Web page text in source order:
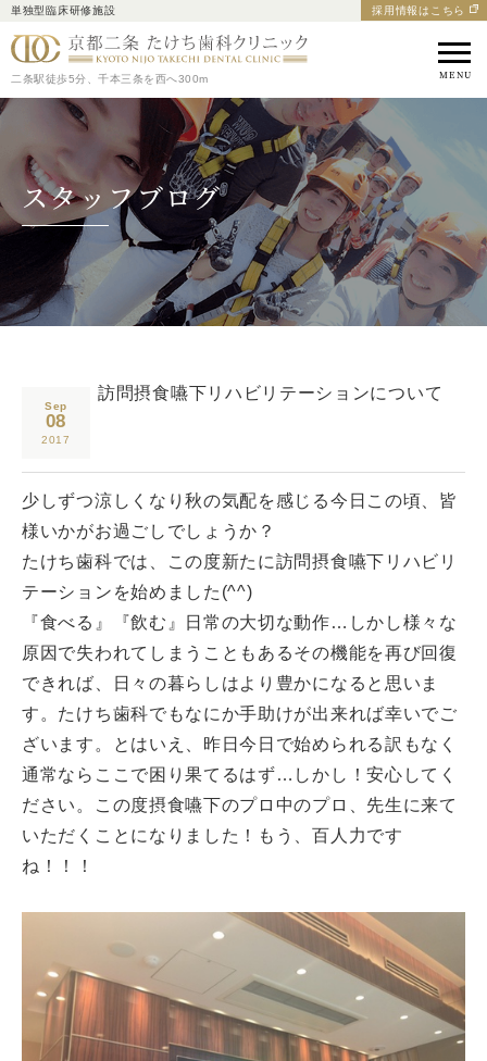
単独型臨床研修施設 採用情報はこちら
京都市中京区の歯医者
二条駅徒歩5分、千本三条を西へ300m
スタッフブログ
Sep
08
2017
訪問摂食嚥下リハビリテーションについて
少しずつ涼しくなり秋の気配を感じる今日この頃、皆
様いかがお過ごしでしょうか？
たけち歯科では、この度新たに訪問摂食嚥下リハビリ
テーションを始めました(^^)
『食べる』『飲む』日常の大切な動作…しかし様々な
原因で失われてしまうこともあるその機能を再び回復
できれば、日々の暮らしはより豊かになると思いま
す。たけち歯科でもなにか手助けが出来れば幸いでご
ざいます。とはいえ、昨日今日で始められる訳もなく
通常ならここで困り果てるはず…しかし！安心してく
ださい。この度摂食嚥下のプロ中のプロ、先生に来て
いただくことになりました！もう、百人力です
ね！！！